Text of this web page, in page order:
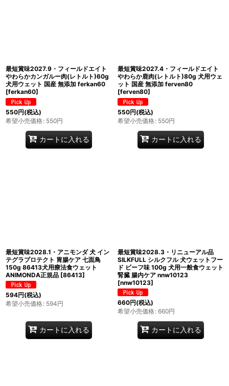
最短賞味2027.9・フィールドエイト
やわらかカンガルー肉(レトルト)60g
犬用ウェット 国産 無添加 ferkan60
[ferkan60]
550円(税込)
希望小売価格: 550円
カートに入れる
最短賞味2027.4・フィールドエイト
やわらか鹿肉(レトルト)80g 犬用ウェ
ット 国産 無添加 ferven80
[ferven80]
550円(税込)
希望小売価格: 550円
カートに入れる
最短賞味2028.1・アニモンダ 犬 イン
テグラプロテクト 胃腸ケア 七面鳥
150g 86413犬用療法食ウェット
ANIMONDA正規品 [86413]
594円(税込)
希望小売価格: 594円
カートに入れる
最短賞味2028.3・リニューアル品
SILKFULL シルクフル 犬ウェットフー
ド ビーフ味 100g 犬用一般食ウェット
腎臓 腸内ケア nnw10123
[nnw10123]
660円(税込)
希望小売価格: 660円
カートに入れる